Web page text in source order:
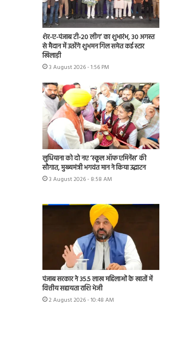
शेर-ए-पंजाब टी-20 लीग’ का शुभारंभ, 30 अगस्त
से मैदान में उतरेंगे शुभमन गिल समेत कई स्टार
खिलाड़ी
3 August 2026 - 1:56 PM
लुधियाना को दो नए ‘स्कूल ऑफ एमिनेंस’ की
सौगात, मुख्यमंत्री भगवंत मान ने किया उद्घाटन
3 August 2026 - 8:58 AM
पंजाब सरकार ने 35.5 लाख महिलाओं के खातों में
वित्तीय सहायता राशि भेजी
2 August 2026 - 10:48 AM